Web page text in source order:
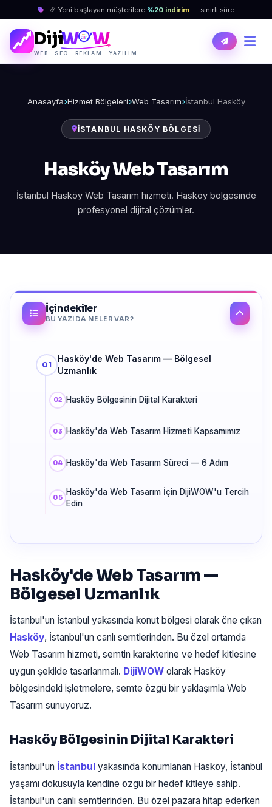
🎉 Yeni başlayan müşterilere %20 indirim — sınırlı süre
DijiW W
WEB · SEO · REKLAM · YAZILIM
Anasayfa Hizmet Bölgeleri Web Tasarım İstanbul Hasköy
İSTANBUL HASKÖY BÖLGESI
Hasköy Web Tasarım
İstanbul Hasköy Web Tasarım hizmeti. Hasköy bölgesinde
profesyonel dijital çözümler.
İçindekiler
BU YAZIDA NELER VAR?
Hasköy'de Web Tasarım — Bölgesel
Uzmanlık
Hasköy Bölgesinin Dijital Karakteri
Hasköy'da Web Tasarım Hizmeti Kapsamımız
Hasköy'da Web Tasarım Süreci — 6 Adım
Hasköy'da Web Tasarım İçin DijiWOW'u Tercih
Edin
Hasköy'de Web Tasarım —
Bölgesel Uzmanlık
İstanbul'un İstanbul yakasında konut bölgesi olarak öne çıkan
Hasköy, İstanbul'un canlı semtlerinden. Bu özel ortamda
Web Tasarım hizmeti, semtin karakterine ve hedef kitlesine
uygun şekilde tasarlanmalı. DijiWOW olarak Hasköy
bölgesindeki işletmelere, semte özgü bir yaklaşımla Web
Tasarım sunuyoruz.
Hasköy Bölgesinin Dijital Karakteri
İstanbul'un İstanbul yakasında konumlanan Hasköy, İstanbul
yaşamı dokusuyla kendine özgü bir hedef kitleye sahip.
İstanbul'un canlı semtlerinden. Bu özel pazara hitap ederken